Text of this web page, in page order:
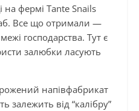
на фермі Tante Snails
Все що отримали —
господарства. Тут є
залюбки ласують
напівфабрикат
залежить від “калібру”